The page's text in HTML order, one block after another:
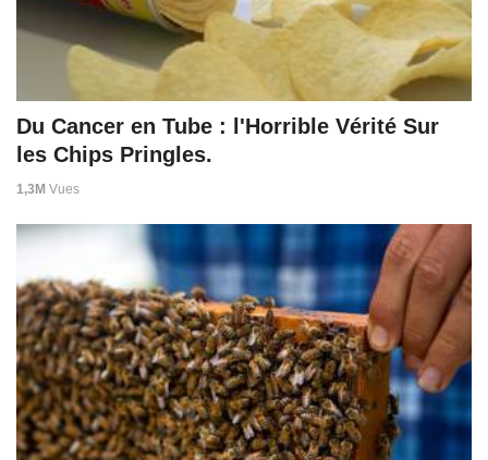
Du Cancer en Tube : l'Horrible Vérité Sur
les Chips Pringles.
1,3M Vues